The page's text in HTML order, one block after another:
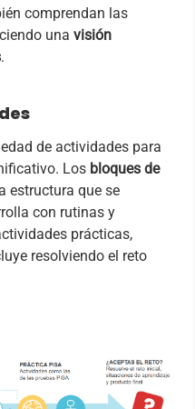
comprendan las
una visión
.
de actividades para
Los bloques de
estructura que se
con rutinas y
prácticas,
resolviendo el reto